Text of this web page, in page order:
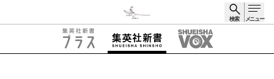
検索 メニュー